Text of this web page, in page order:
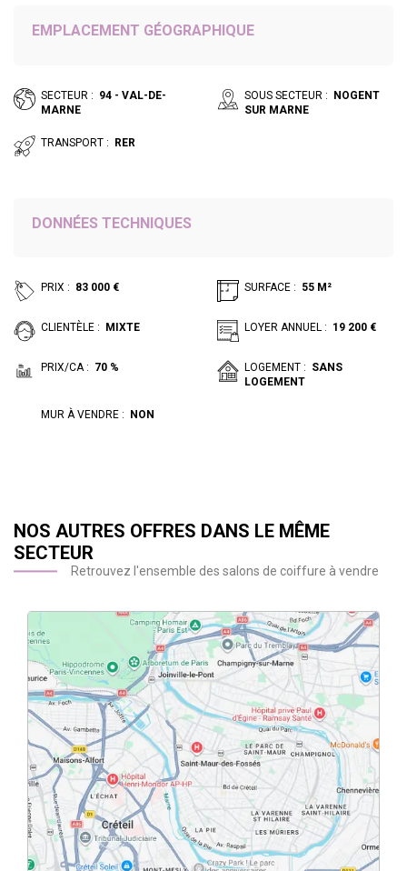
EMPLACEMENT GÉOGRAPHIQUE
SECTEUR : 94 - VAL-DE-
MARNE
SOUS SECTEUR : NOGENT
SUR MARNE
TRANSPORT : RER
DONNÉES TECHNIQUES
PRIX : 83 000 € SURFACE : 55 M²
CLIENTÈLE : MIXTE LOYER ANNUEL : 19 200 €
PRIX/CA : 70 % LOGEMENT : SANS
LOGEMENT
MUR À VENDRE : NON
NOS AUTRES OFFRES DANS LE MÊME
SECTEUR
Retrouvez l'ensemble des salons de coiffure à vendre